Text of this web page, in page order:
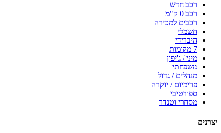
רכב חדש
רכב 0 ק"מ
רכבים למכירה
חשמלי
היברידי
7 מקומות
מיני / ג'יפון
משפחתי
מנהלים / גדול
פרימיום / יוקרה
ספורטיבי
מסחרי וטנדר
יצרנים